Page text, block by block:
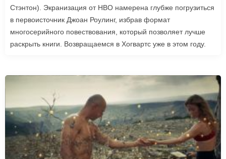
Стэнтон). Экранизация от HBO намерена глубже погрузиться
в первоисточник Джоан Роулинг, избрав формат
многосерийного повествования, который позволяет лучше
раскрыть книги. Возвращаемся в Хогвартс уже в этом году.